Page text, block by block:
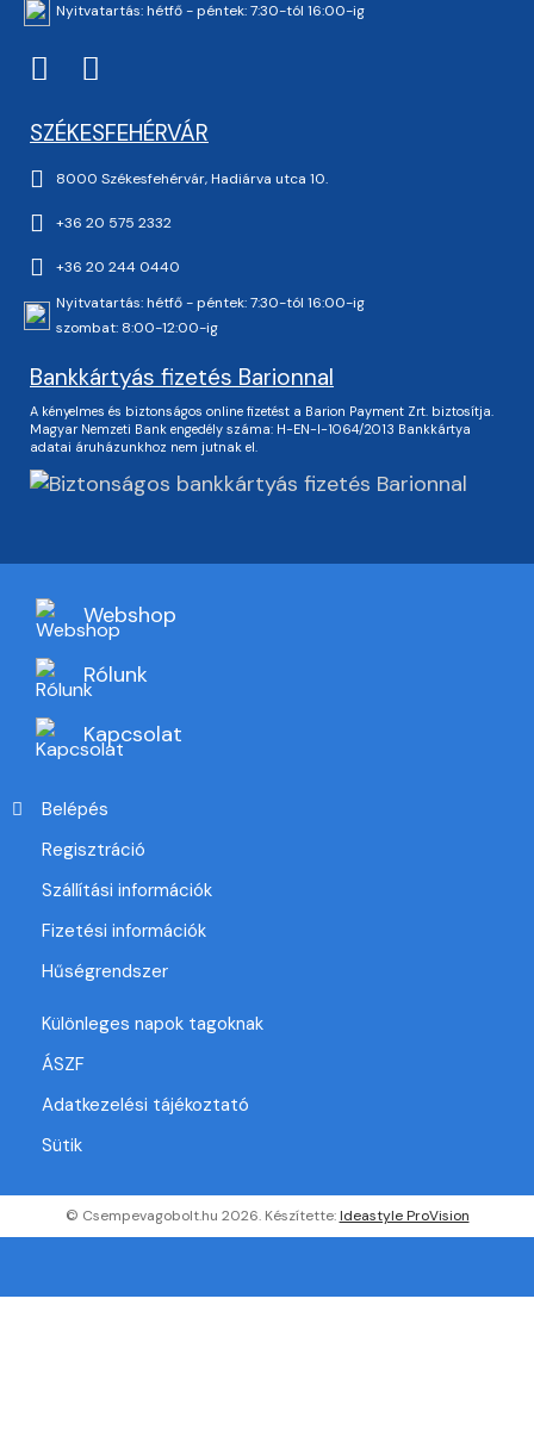
Nyitvatartás: hétfő - péntek: 7:30-tól 16:00-ig
SZÉKESFEHÉRVÁR
8000 Székesfehérvár, Hadiárva utca 10.
+36 20 575 2332
+36 20 244 0440
Nyitvatartás: hétfő - péntek: 7:30-tól 16:00-ig
szombat: 8:00-12:00-ig
Bankkártyás fizetés Barionnal
A kényelmes és biztonságos online fizetést a Barion Payment Zrt. biztosítja.
Magyar Nemzeti Bank engedély száma: H-EN-I-1064/2013 Bankkártya
adatai áruházunkhoz nem jutnak el.
Webshop
Rólunk
Kapcsolat
Belépés
Regisztráció
Szállítási információk
Fizetési információk
Hűségrendszer
Különleges napok tagoknak
ÁSZF
Adatkezelési tájékoztató
Sütik
© Csempevagobolt.hu 2026. Készítette:Ideastyle ProVision